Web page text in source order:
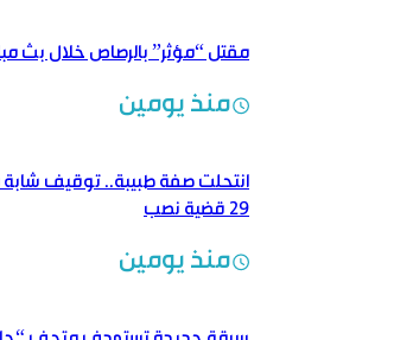
مقتل “مؤثر” بالرصاص خلال بث
منذ يومين
انتحلت صفة طبيبة.. توقيف
29 قضية نصب
منذ يومين